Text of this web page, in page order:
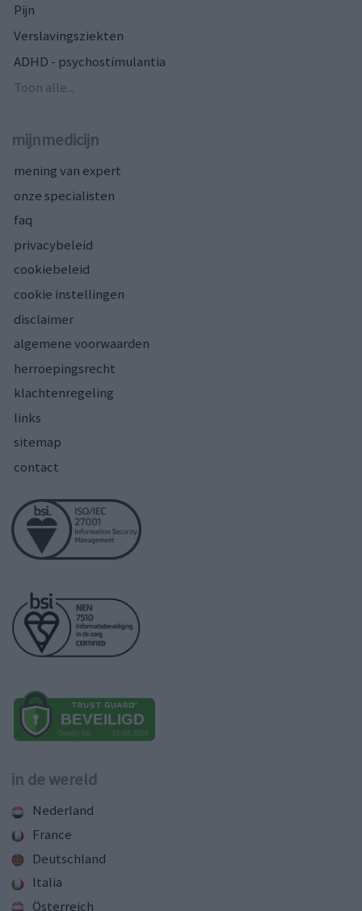
Pijn
Verslavingsziekten
ADHD - psychostimulantia
Toon alle...
mijnmedicijn
mening van expert
onze specialisten
faq
privacybeleid
cookiebeleid
cookie instellingen
disclaimer
algemene voorwaarden
herroepingsrecht
klachtenregeling
links
sitemap
contact
in de wereld
Nederland
France
Deutschland
Italia
Österreich